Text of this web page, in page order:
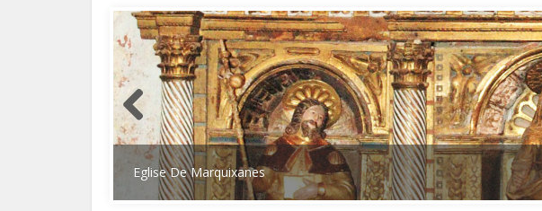
Eglise De Marquixanes